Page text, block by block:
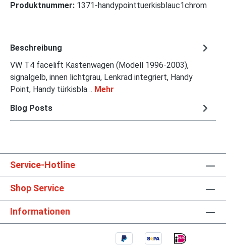
Produktnummer: 1371-handypointtuerkisblauc1chrom
Beschreibung
VW T4 facelift Kastenwagen (Modell 1996-2003),
signalgelb, innen lichtgrau, Lenkrad integriert, Handy
Point, Handy türkisbla… Mehr
Blog Posts
Service-Hotline
Shop Service
Informationen